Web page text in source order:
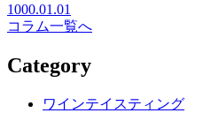
1000.01.01
コラム一覧へ
Category
ワインテイスティング